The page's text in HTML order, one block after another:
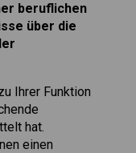
beruflichen
über die
Ihrer Funktion
hat.
einen